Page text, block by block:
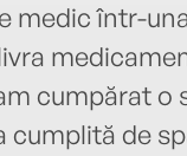
medic într-
cumpărat o
cumplită de